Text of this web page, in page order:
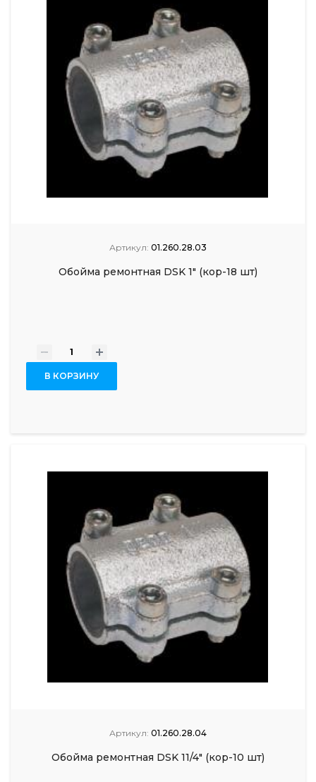
Артикул: 01.260.28.03
Обойма ремонтная DSK 1" (кор-18 шт)
- +
В КОРЗИНУ
Артикул: 01.260.28.04
Обойма ремонтная DSK 11/4" (кор-10 шт)